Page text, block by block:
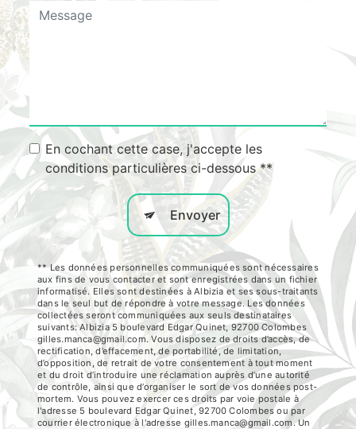
En cochant cette case, j'accepte les
conditions particulières ci-dessous **
Envoyer
** Les données personnelles communiquées sont nécessaires
aux fins de vous contacter et sont enregistrées dans un fichier
informatisé. Elles sont destinées à Albizia et ses sous-traitants
dans le seul but de répondre à votre message. Les données
collectées seront communiquées aux seuls destinataires
suivants: Albizia 5 boulevard Edgar Quinet, 92700 Colombes
gilles.manca@gmail.com. Vous disposez de droits d’accès, de
rectification, d’effacement, de portabilité, de limitation,
d’opposition, de retrait de votre consentement à tout moment
et du droit d’introduire une réclamation auprès d’une autorité
de contrôle, ainsi que d’organiser le sort de vos données post-
mortem. Vous pouvez exercer ces droits par voie postale à
l'adresse 5 boulevard Edgar Quinet, 92700 Colombes ou par
courrier électronique à l'adresse gilles.manca@gmail.com. Un